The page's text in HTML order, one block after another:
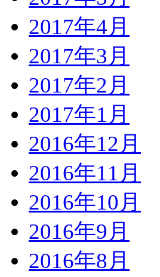
2017年4月
2017年3月
2017年2月
2017年1月
2016年12月
2016年11月
2016年10月
2016年9月
2016年8月